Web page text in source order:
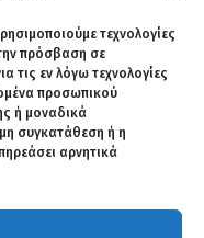
τεχνολογίες
πρόσβαση σε
τις εν λόγω τεχνολογίες
προσωπικού
ή μοναδικά
συγκατάθεση ή η
αρνητικά